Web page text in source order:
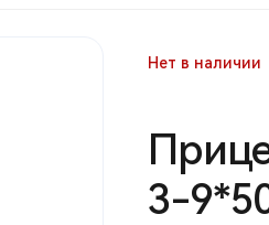
Нет в наличии
3-